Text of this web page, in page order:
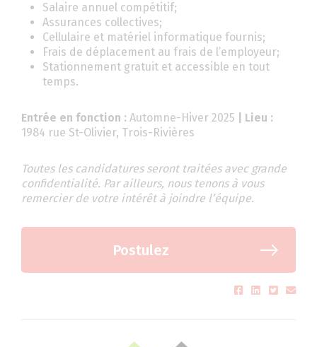
Salaire annuel compétitif;
Assurances collectives;
Cellulaire et matériel informatique fournis;
Frais de déplacement au frais de l’employeur;
Stationnement gratuit et accessible en tout
temps.
Entrée en fonction : Automne-Hiver 2025 | Lieu :
1984 rue St-Olivier, Trois-Rivières
Toutes les candidatures seront traitées avec grande
confidentialité. Par ailleurs, nous tenons à vous
remercier de votre intérêt à joindre l’équipe.
Postulez